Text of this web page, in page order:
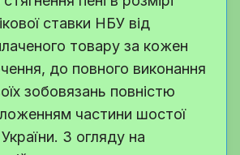
ставки НБУ від
товару за кожен
до повного виконання
зобовязань повністю
частини шостої
. З огляду на